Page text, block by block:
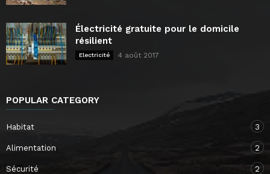
Électricité gratuite pour le domicile
résilient
Electricité 4 août 2017
POPULAR CATEGORY
Habitat 3
Alimentation 2
Sécurité 2